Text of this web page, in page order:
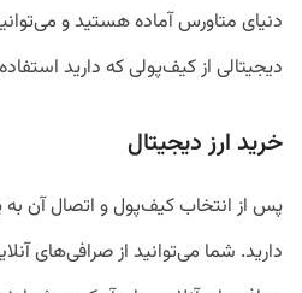
دنیای متاورس آماده هستید و
دیجیتالی از کیف‌پولی که دارید
خرید ارز دیجیتال
پس از انتخاب کیف‌پول و اتصال آن به
دارید. شما می‌توانید از صرافی‌های